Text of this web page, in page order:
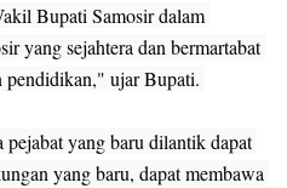
Bupati Samosir dalam
yang sejahtera dan bermartabat
pendidikan," ujar Bupati.
yang baru dilantik dapat
yang baru, dapat membawa